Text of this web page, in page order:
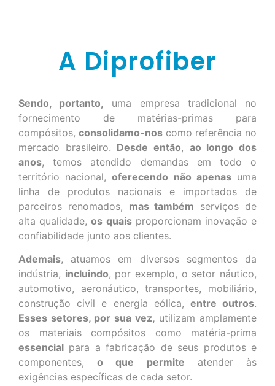
A Diprofiber
Sendo, portanto, uma empresa tradicional no
fornecimento de matérias-primas para
compósitos, consolidamo-nos como referência no
mercado brasileiro. Desde então, ao longo dos
anos, temos atendido demandas em todo o
território nacional,oferecendo não apenasuma
linha de produtos nacionais e importados de
parceiros renomados, mas também serviços de
alta qualidade,os quaisproporcionam inovação e
confiabilidade junto aos clientes.
Ademais, atuamos em diversos segmentos da
indústria, incluindo, por exemplo, o setor náutico,
automotivo, aeronáutico, transportes, mobiliário,
construção civil e energia eólica, entre outros.
Esses setores, por sua vez, utilizam amplamente
os materiais compósitos como matéria-prima
essencial para a fabricação de seus produtos e
componentes,o que permite atender às
exigências específicas de cada setor.